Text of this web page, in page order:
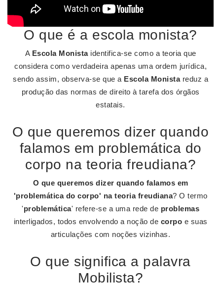
O que é a escola monista?
A Escola Monistaidentifica-se como a teoria que
considera como verdadeira apenas uma ordem jurídica,
sendo assim, observa-se que a Escola Monistareduz a
produção das normas de direito à tarefa dos órgãos
estatais.
O que queremos dizer quando
falamos em problemática do
corpo na teoria freudiana?
O que queremos dizer quando falamos em
'problemática do corpo' na teoria freudiana? O termo
'problemática' refere-se a uma rede de problemas
interligados, todos envolvendo a noção de corpo e suas
articulações com noções vizinhas.
O que significa a palavra
Mobilista?